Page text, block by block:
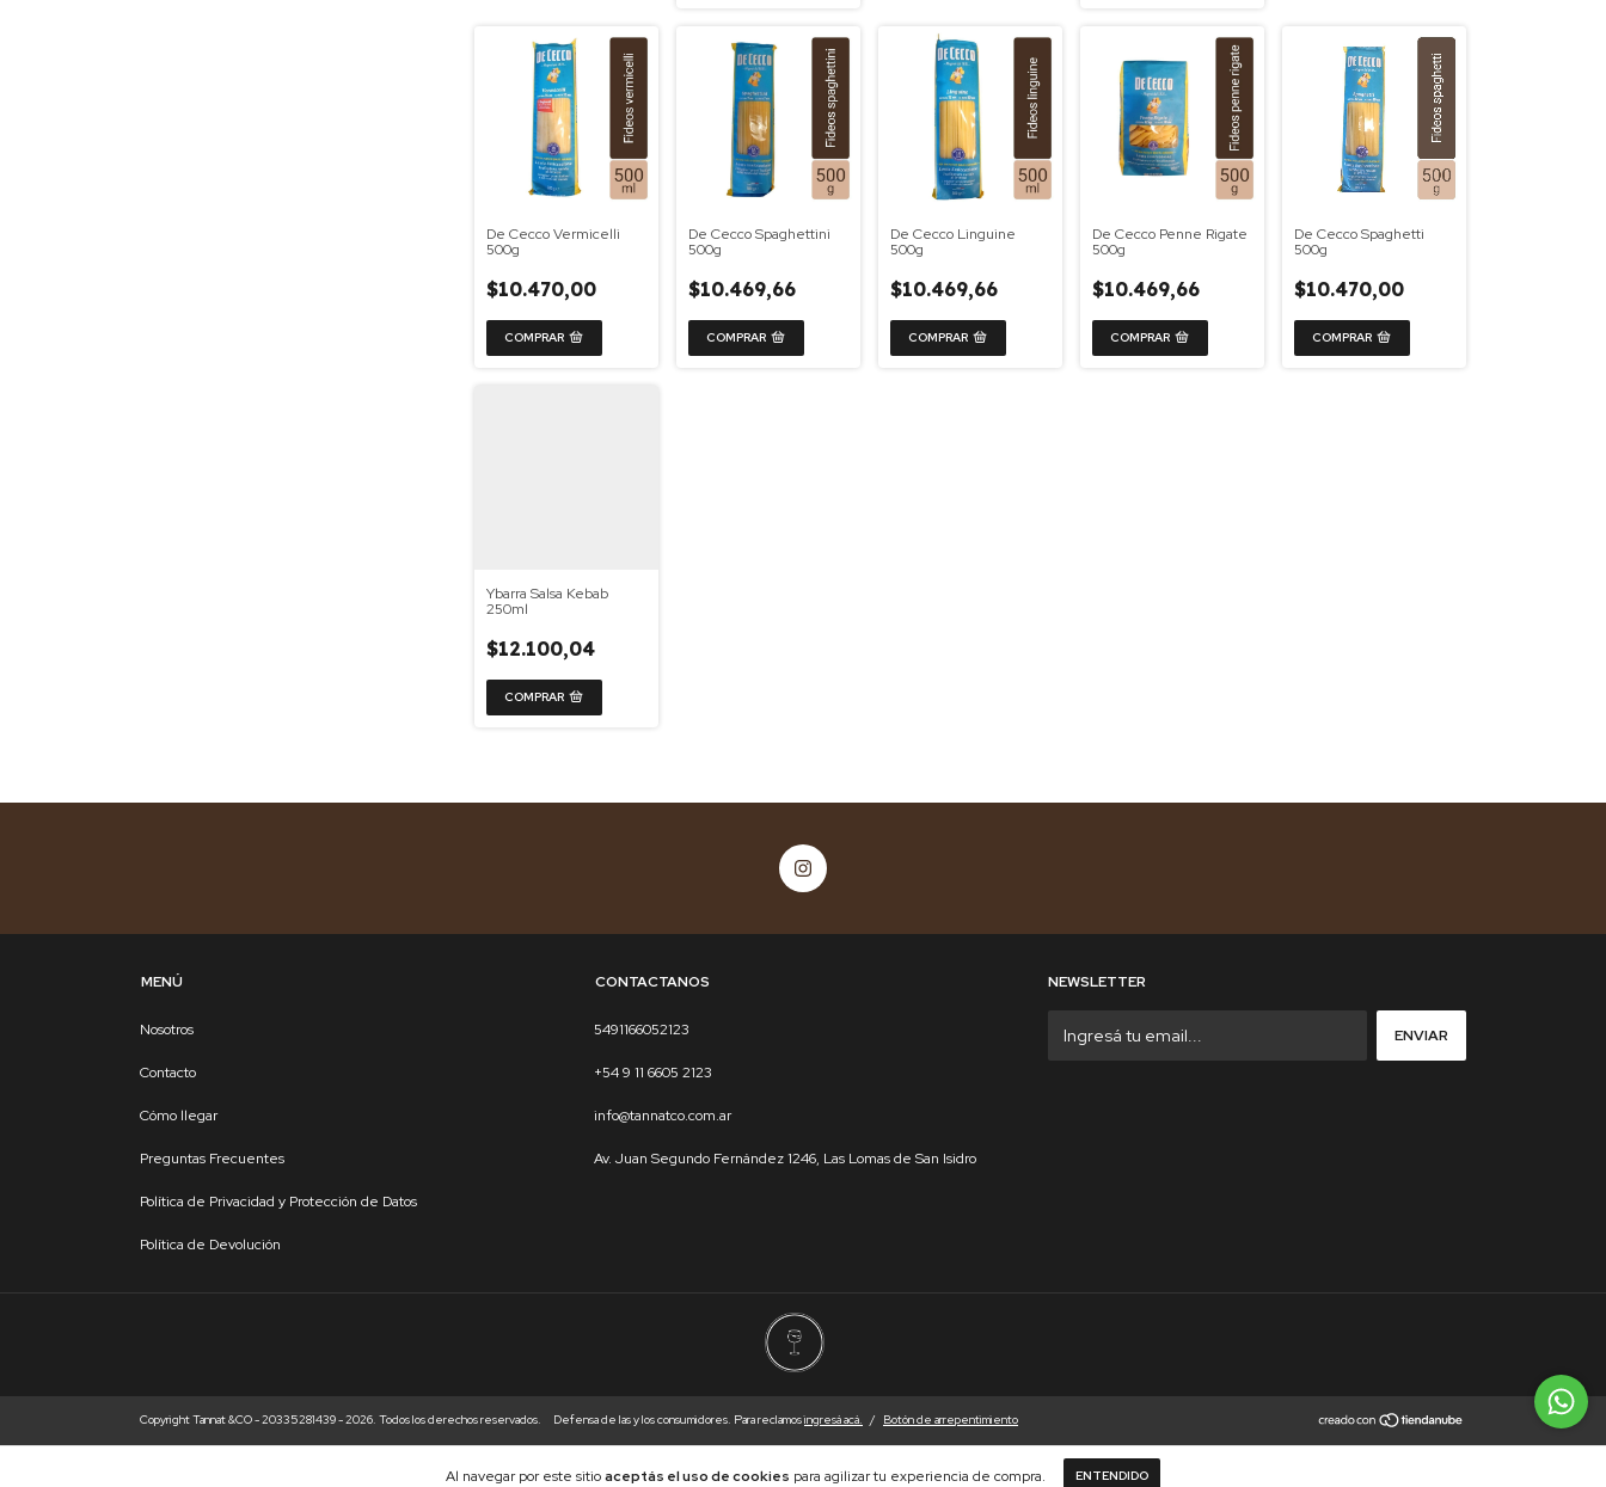
Al navegar por este sitioaceptás el uso de cookies para agilizar tu experiencia de compra. ENTENDIDO
De Cecco Vermicelli
500g
$10.470,00
De Cecco Spaghettini
500g
$10.469,66
De Cecco Linguine
500g
$10.469,66
De Cecco Penne Rigate
500g
$10.469,66
De Cecco Spaghetti
500g
$10.470,00
Ybarra Salsa Kebab
250ml
$12.100,04
MENÚ
Nosotros
Contacto
Cómo llegar
Preguntas Frecuentes
Política de Privacidad y Protección de Datos
Política de Devolución
CONTACTANOS
5491166052123
+54 9 11 6605 2123
info@tannatco.com.ar
Av. Juan Segundo Fernández 1246, Las Lomas de San Isidro
NEWSLETTER
Copyright Tannat &CO - 20335281439 - 2026. Todos los derechos reservados. Defensa de las y los consumidores. Para reclamosingresá acá. / Botón de arrepentimiento